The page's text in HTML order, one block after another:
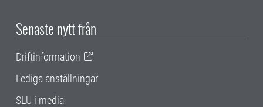
Senaste nytt från
Driftinformation
Lediga anställningar
SLU i media